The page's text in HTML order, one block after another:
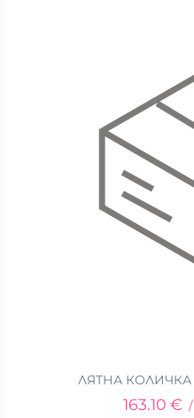
ЛЯТНА КОЛИЧКА
163.10 € /